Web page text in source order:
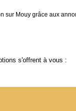
Mouy grâce aux
s'offrent à vous :